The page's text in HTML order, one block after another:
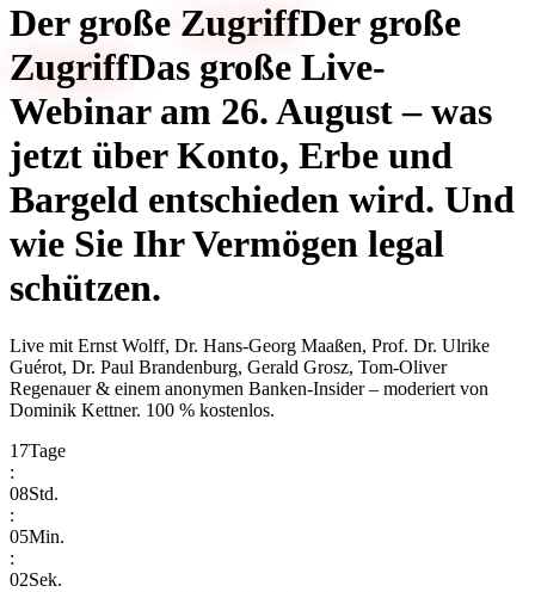
Der große ZugriffDer große
ZugriffDas große Live-
Webinar am 26. August – was
jetzt über Konto, Erbe und
Bargeld entschieden wird. Und
wie Sie Ihr Vermögen legal
schützen.
Live mitErnst Wolff, Dr. Hans-Georg Maaßen, Prof. Dr. Ulrike
Guérot, Dr. Paul Brandenburg, Gerald Grosz, Tom-Oliver
Regenauer & einem anonymen Banken-Insider– moderiert von
Dominik Kettner. 100 % kostenlos.
17Tage
:
08Std.
:
05Min.
:
02Sek.